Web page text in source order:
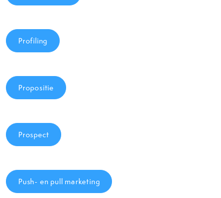
Profiling
Propositie
Prospect
Push- en pull marketing